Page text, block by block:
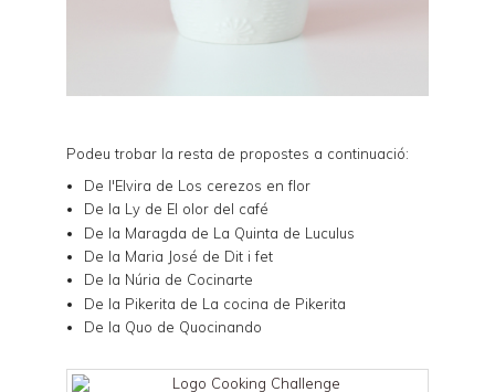
Podeu trobar la resta de propostes a continuació:
De l'Elvira de Los cerezos en flor
De la Ly de El olor del café
De la Maragda de La Quinta de Luculus
De la Maria José de Dit i fet
De la Núria de Cocinarte
De la Pikerita de La cocina de Pikerita
De la Quo de Quocinando